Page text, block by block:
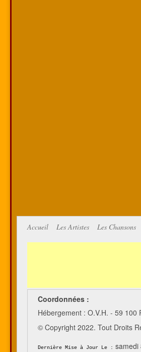
Accueil Les Artistes Les Chansons
Coordonnées :
Hébergement : O.V.H. - 59 100
© Copyright 2022. Tout Droits
Dernière Mise à Jour Le : samedi